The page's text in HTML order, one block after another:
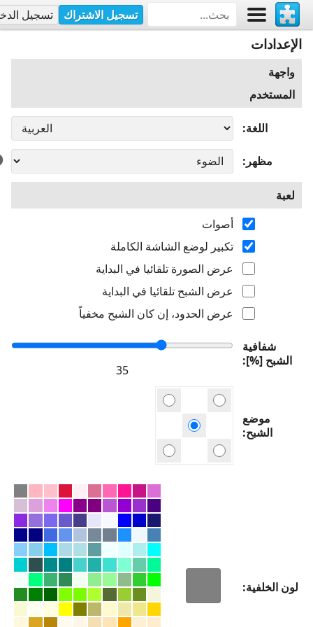
تسجيل الاشتراك تسجيل
الإعدادات
واجهة
المستخدم
اللغة
مظهر
لعبة
أصوات
تكبير لوضع الشاشة الكاملة
عرض الصورة تلقائيا في البداية
عرض الشبح تلقائيا في البداية
عرض الحدود، إن كان الشبح مخفياً
شفافية
الشبح [%]
موضع
الشبح
لون الخلفية